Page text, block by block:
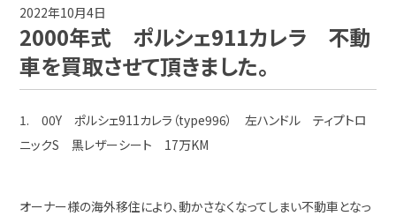
プライバシーポリシー 会社概要
2022年10月4日
2000年式 ポルシェ911カレラ 不動
車を買取させて頂きました。
1. 00Y ポルシェ911カレラ（type996） 左ハンドル ティプトロ
ニックS 黒レザーシート 17万KM
オーナー様の海外移住により、動かさなくなってしまい不動車となっ